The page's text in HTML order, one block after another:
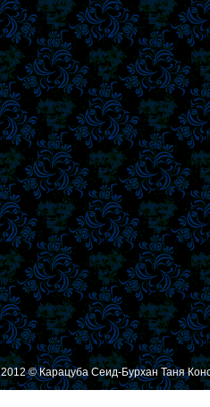
2012 © Карацуба Сеид-Бурхан Таня